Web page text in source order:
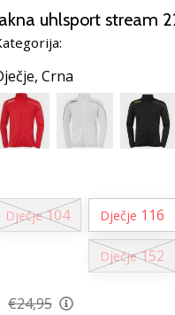
uhlsport stream
Crna
Dječje 104 Dječje 116
Dječje 152
€24,95